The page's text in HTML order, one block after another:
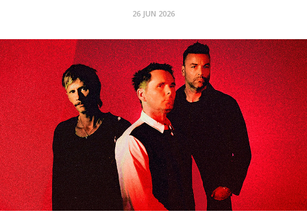
26 JUN 2026